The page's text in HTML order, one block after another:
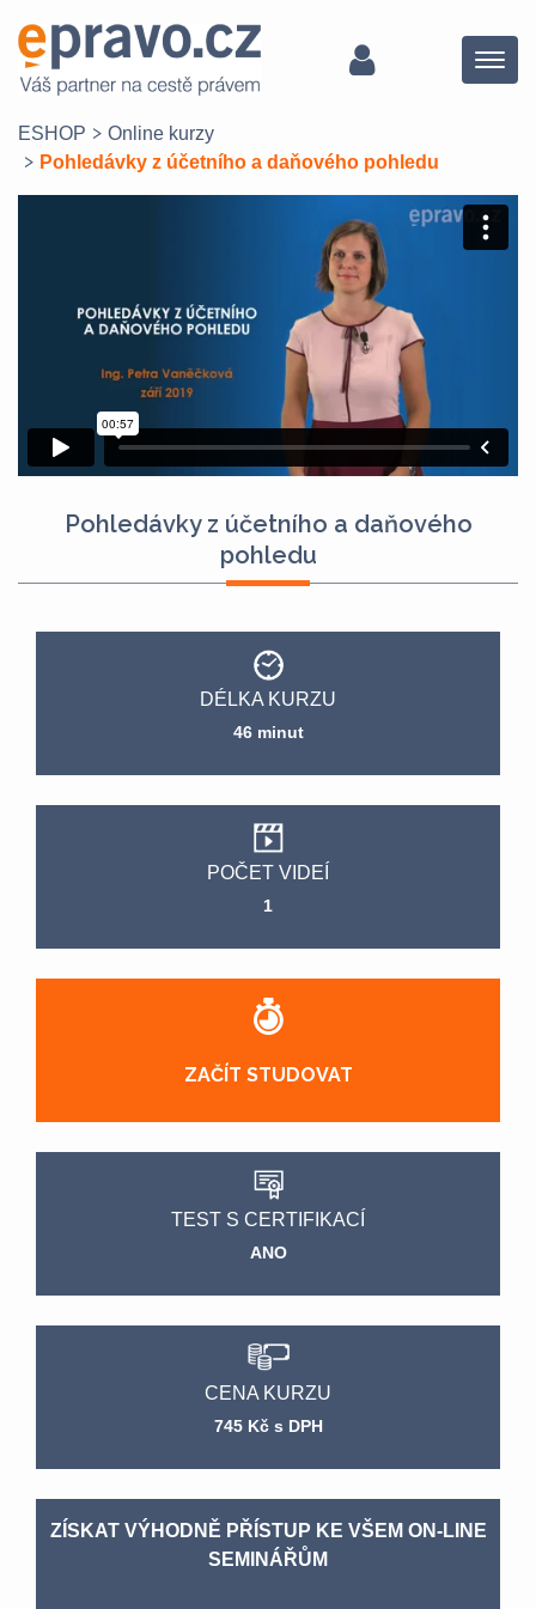
Menu
ESHOP
Online kurzy
Pohledávky z účetního a daňového pohledu
Pohledávky z účetního a daňového
pohledu
DÉLKA KURZU
46 minut
POČET VIDEÍ
1
ZAČÍT STUDOVAT
TEST S CERTIFIKACÍ
ANO
CENA KURZU
745 Kč s DPH
ZÍSKAT VÝHODNĚ PŘÍSTUP KE VŠEM ON-LINE
SEMINÁŘŮM